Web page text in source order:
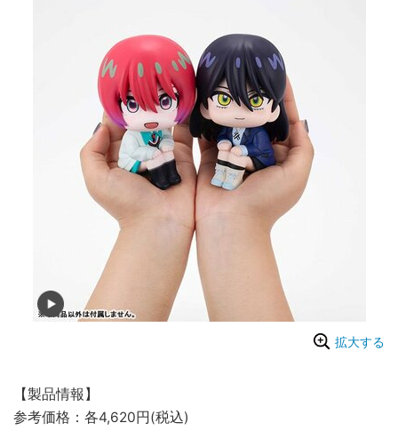
拡大する
【製品情報】
参考価格：各4,620円(税込)